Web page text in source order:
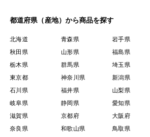
都道府県（産地）から商品を探す
北海道 青森県 岩手県
秋田県
山形県 福島県
栃木県
群馬県 埼玉県
東京都
神奈川県 新潟県
石川県
福井県 山梨県
岐阜県
静岡県 愛知県
滋賀県
京都府 大阪府
奈良県
和歌山県 鳥取県